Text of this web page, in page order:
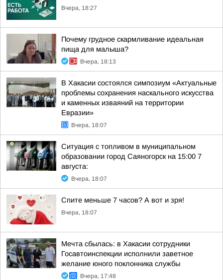
Вчера, 18:27
Почему грудное скармливание идеальная
пища для малыша?
Вчера, 18:13
В Хакасии состоялся симпозиум «Актуальные
проблемы сохранения наскального искусства
и каменных изваяний на территории
Евразии»
Вчера, 18:07
Ситуация с топливом в муниципальном
образовании город Саяногорск на 15:00 7
августа:
Вчера, 18:07
Спите меньше 7 часов? А вот и зря!
Вчера, 18:07
Мечта сбылась: в Хакасии сотрудники
Госавтоинспекции исполнили заветное
желание юного поклонника службы
Вчера, 17:48